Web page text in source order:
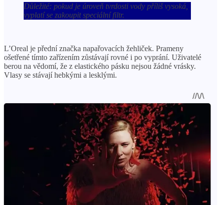
Důležité: pokud je úroveň tvrdosti vody příliš vysoká,
vyplatí se zakoupit speciální filtr.
L’Oreal je přední značka napařovacích žehliček. Prameny
ošetřené tímto zařízením zůstávají rovné i po vyprání. Uživatelé
berou na vědomí, že z elastického pásku nejsou žádné vrásky.
Vlasy se stávají hebkými a lesklými.